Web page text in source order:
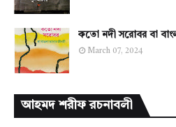
কতো নদী সরোবর বা
March 07, 2024
আহমদ শরীফ রচনাবলী